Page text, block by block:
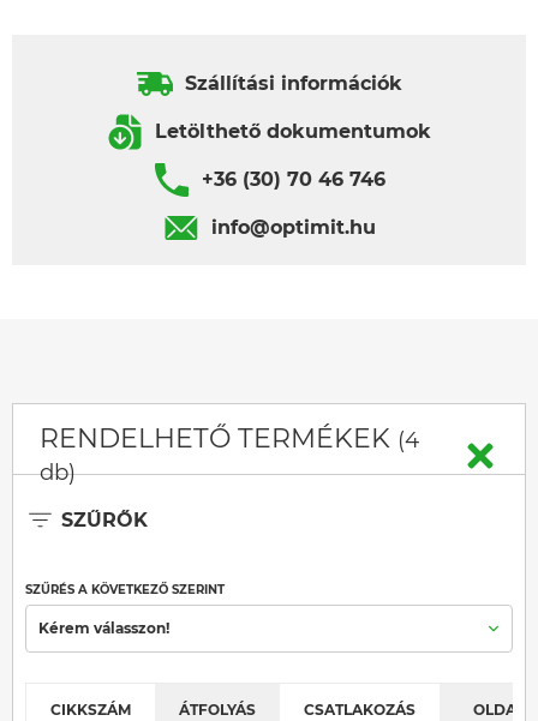
Szállítási információk
Letölthető dokumentumok
+36 (30) 70 46 746
info@optimit.hu
RENDELHETŐ TERMÉKEK (4
db)
SZŰRŐK
SZŰRÉS A KÖVETKEZŐ SZERINT
Kérem válasszon!
CIKKSZÁM
ÁTFOLYÁS
CSATLAKOZÁS
OLDAL